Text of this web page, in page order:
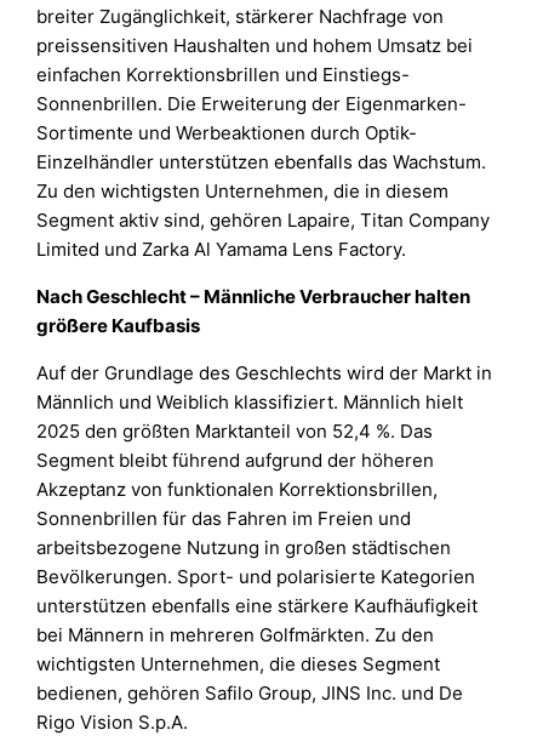
breiter Zugänglichkeit, stärkerer Nachfrage von
preissensitiven Haushalten und hohem Umsatz bei
einfachen Korrektionsbrillen und Einstiegs-
Sonnenbrillen. Die Erweiterung der Eigenmarken-
Sortimente und Werbeaktionen durch Optik-
Einzelhändler unterstützen ebenfalls das Wachstum.
Zu den wichtigsten Unternehmen, die in diesem
Segment aktiv sind, gehören Lapaire, Titan Company
Limited und Zarka Al Yamama Lens Factory.
Nach Geschlecht – Männliche Verbraucher halten
größere Kaufbasis
Auf der Grundlage des Geschlechts wird der Markt in
Männlich und Weiblich klassifiziert. Männlich hielt
2025 den größten Marktanteil von 52,4 %. Das
Segment bleibt führend aufgrund der höheren
Akzeptanz von funktionalen Korrektionsbrillen,
Sonnenbrillen für das Fahren im Freien und
arbeitsbezogene Nutzung in großen städtischen
Bevölkerungen. Sport- und polarisierte Kategorien
unterstützen ebenfalls eine stärkere Kaufhäufigkeit
bei Männern in mehreren Golfmärkten. Zu den
wichtigsten Unternehmen, die dieses Segment
bedienen, gehören Safilo Group, JINS Inc. und De
Rigo Vision S.p.A.